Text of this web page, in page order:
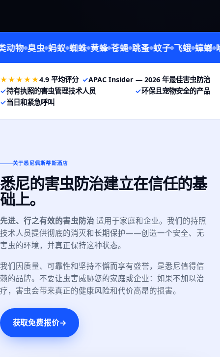
物 臭虫 蚂蚁 蜘蛛 黄蜂 苍蝇 跳蚤 蚊子 飞蛾 蟑螂 啮
★★★★★4.9 平均评分 ✓APAC Insider — 2026 年最佳害虫防治
✓持有执照的害虫管理技术人员 ✓环保且宠物安全的产品
✓当日和紧急呼叫
关于悉尼佩斯蒂斯酒店
悉尼的害虫防治建立在信任的基
础上。
先进、行之有效的害虫防治 适用于家庭和企业。我们的持照
技术人员提供彻底的消灭和长期保护——创造一个安全、无
害虫的环境，并真正保持这种状态。
我们因质量、可靠性和坚持不懈而享有盛誉，是悉尼值得信
赖的品牌。不要让虫害威胁您的家庭或企业：如果不加以治
疗，害虫会带来真正的健康风险和代价高昂的损害。
获取免费报价→